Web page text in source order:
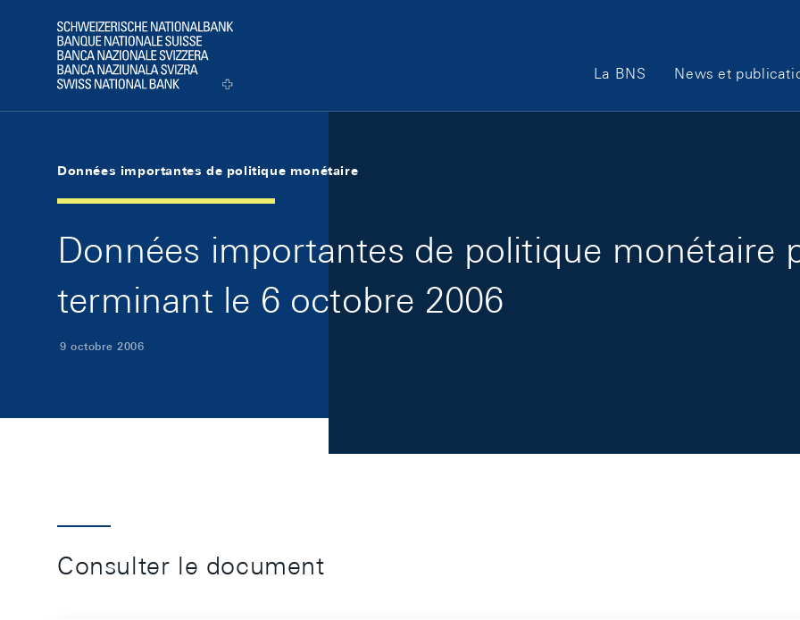
Logo
Main Navigation
La BNS News et
Données importantes de politique monétaire
Données importantes de politique monétaire
terminant le 6 octobre 2006
9 octobre 2006
Consulter le document